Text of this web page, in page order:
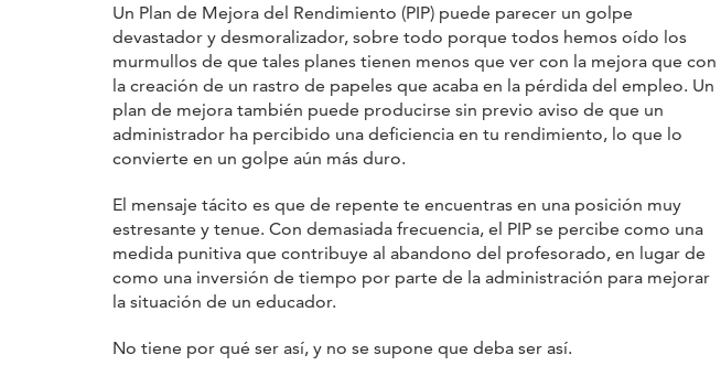
Un Plan de Mejora del Rendimiento (PIP) puede parecer un golpe
devastador y desmoralizador, sobre todo porque todos hemos oído los
murmullos de que tales planes tienen menos que ver con la mejora que con
la creación de un rastro de papeles que acaba en la pérdida del empleo. Un
plan de mejora también puede producirse sin previo aviso de que un
administrador ha percibido una deficiencia en tu rendimiento, lo que lo
convierte en un golpe aún más duro.
El mensaje tácito es que de repente te encuentras en una posición muy
estresante y tenue. Con demasiada frecuencia, el PIP se percibe como una
medida punitiva que contribuye al abandono del profesorado, en lugar de
como una inversión de tiempo por parte de la administración para mejorar
la situación de un educador.
No tiene por qué ser así, y no se supone que deba ser así.